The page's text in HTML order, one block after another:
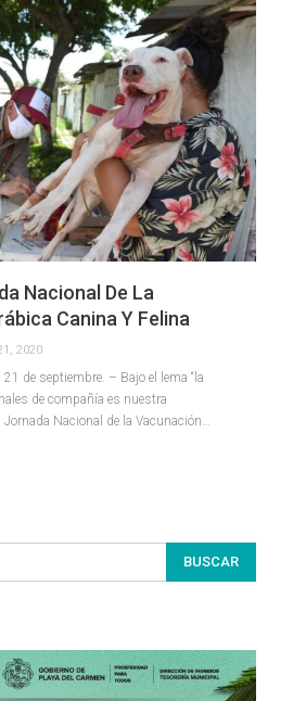
Nacional De La
Canina Y Felina
2020
de septiembre. – Bajo el lema “la
de compañía es nuestra
Nacional de la Vacunación…